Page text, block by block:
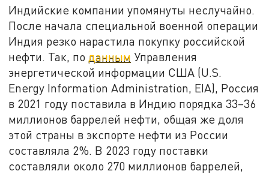
Индийские компании упомянуты неслучайно.
После начала специальной военной операции
Индия резко нарастила покупку российской
нефти. Так, по данным Управления
энергетической информации США (U.S.
Energy Information Administration, EIA), Россия
в 2021 году поставила в Индию порядка 33–36
миллионов баррелей нефти, общая же доля
этой страны в экспорте нефти из России
составляла 2%. В 2023 году поставки
составляли около 270 миллионов баррелей,